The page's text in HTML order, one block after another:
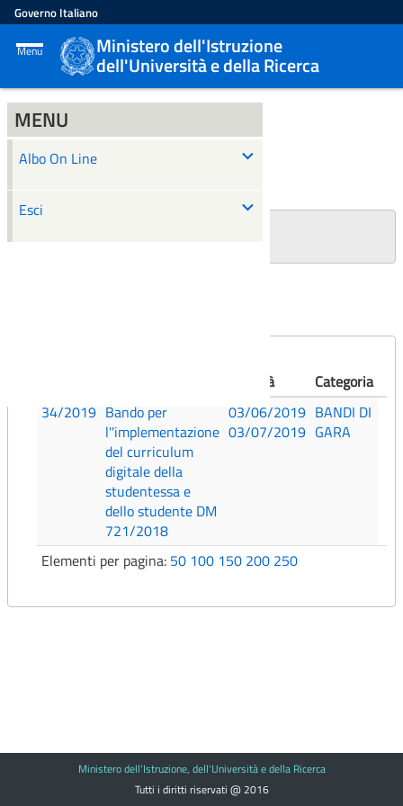
Governo Italiano
Menu Ministero dell'Istruzione
dell'Università e della Ricerca
MENU
Albo On Line
Esci
ALBO ON LINE
Ricerca
Validità
Categoria
34/2019 Bando per
l''implementazione
del curriculum
digitale della
studentessa e
dello studente DM
721/2018
03/06/2019
03/07/2019
BANDI DI
GARA
Elementi per pagina: 50 100 150 200 250
Ministero dell'Istruzione, dell'Università e della Ricerca
Tutti i diritti riservati @ 2016